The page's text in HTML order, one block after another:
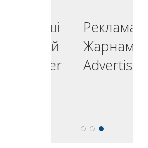
Реклама
Жарнама
Advertising